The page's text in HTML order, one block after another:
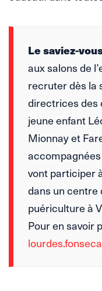
Le saviez-
aux salons de
recruter dès la
directrices des
jeune enfant
Mionnay et
accompagnées
vont participer
dans un centre
puériculture à
Pour en savoir